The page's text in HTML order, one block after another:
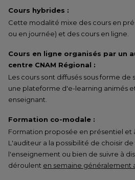
Cours hybrides :
Cette modalité mixe des cours en
ou en journée) et des cours en ligne.
Cours en ligne organisés par un
centre CNAM Régional :
Les cours sont diffusés sous forme de
une plateforme d'e-learning animés
enseignant.
Formation co-modale :
Formation proposée en présentiel et
L'auditeur a la possibilité de choisir
l'enseignement ou bien de suivre à
déroulent en semaine généralement